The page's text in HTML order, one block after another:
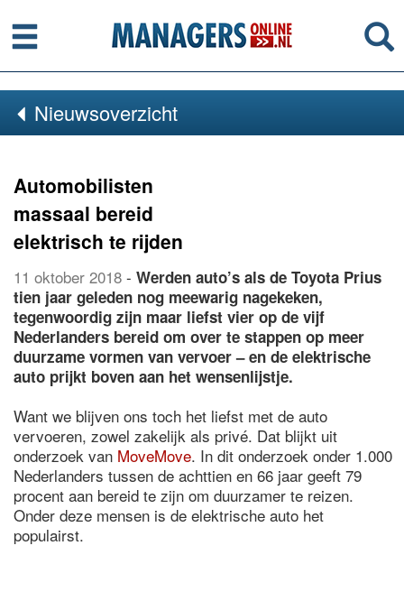
Menu
Nieuwsoverzicht
Automobilisten
massaal bereid
elektrisch te rijden
11 oktober 2018 - Werden auto’s als de Toyota Prius
tien jaar geleden nog meewarig nagekeken,
tegenwoordig zijn maar liefst vier op de vijf
Nederlanders bereid om over te stappen op meer
duurzame vormen van vervoer – en de elektrische
auto prijkt boven aan het wensenlijstje.
Want we blijven ons toch het liefst met de auto
vervoeren, zowel zakelijk als privé. Dat blijkt uit
onderzoek van MoveMove. In dit onderzoek onder 1.000
Nederlanders tussen de achttien en 66 jaar geeft 79
procent aan bereid te zijn om duurzamer te reizen.
Onder deze mensen is de elektrische auto het
populairst.